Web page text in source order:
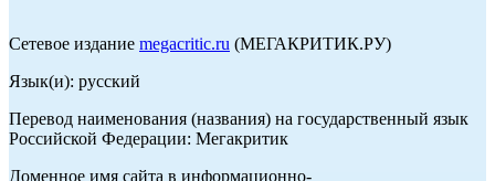
Сетевое издание megacritic.ru (МЕГАКРИТИК.РУ)
Язык(и): русский
Перевод наименования (названия) на государственный язык
Российской Федерации: Мегакритик
Доменное имя сайта в информационно-